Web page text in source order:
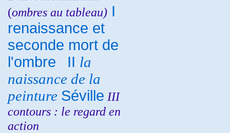
(ombres au tableau) I
renaissance et
seconde mort de
l'ombre
II la
naissance de la
peinture Séville III
contours : le regard en
action